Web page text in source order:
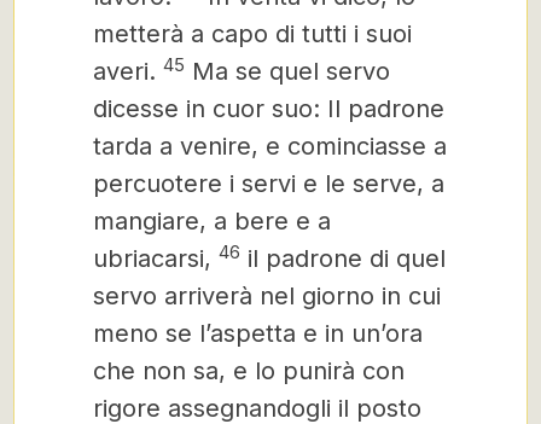
metterà a capo di tutti i suoi
averi. 45 Ma se quel servo
dicesse in cuor suo: Il padrone
tarda a venire, e cominciasse a
percuotere i servi e le serve, a
mangiare, a bere e a
ubriacarsi, 46 il padrone di quel
servo arriverà nel giorno in cui
meno se l’aspetta e in un’ora
che non sa, e lo punirà con
rigore assegnandogli il posto